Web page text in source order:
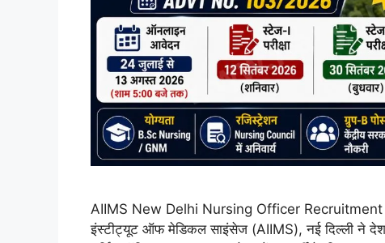
AIIMS New Delhi Nursing Officer
इंस्टीट्यूट ऑफ मेडिकल साइंसेज (AIIMS), नई दिल्ली ने देश